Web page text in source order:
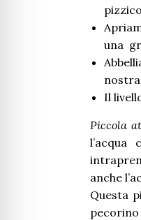
una
Il
Piccola
anche
Questa
pecorino